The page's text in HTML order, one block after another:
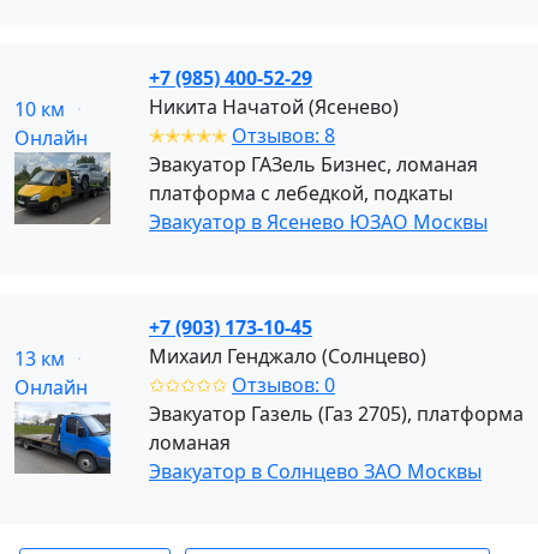
10 км
Онлайн
+7 (985) 400-52-29
Никита Начатой (Ясенево)
✭✭✭✭✭ Отзывов: 8
Эвакуатор ГАЗель Бизнес, ломаная
платформа с лебедкой, подкаты
Эвакуатор в Ясенево ЮЗАО Москвы
13 км
Онлайн
+7 (903) 173-10-45
Михаил Генджало (Солнцево)
✩✩✩✩✩ Отзывов: 0
Эвакуатор Газель (Газ 2705), платформа
ломаная
Эвакуатор в Солнцево ЗАО Москвы